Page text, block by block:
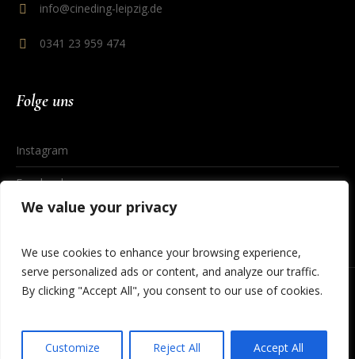
We value your privacy
We use cookies to enhance your browsing experience,
serve personalized ads or content, and analyze our traffic.
By clicking "Accept All", you consent to our use of cookies.
Customize Reject All Accept All
info@cineding-leipzig.de
0341 23 959 474
Folge uns
Instagram
Facebook
Datenschutzerklärung/ © 2023 Cineding Leipzig